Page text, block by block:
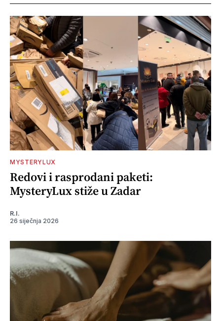
MYSTERYLUX
Redovi i rasprodani paketi:
MysteryLux stiže u Zadar
R.I.
26 siječnja 2026